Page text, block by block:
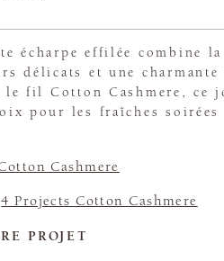
écharpe effilée combine
délicats et une
le fil Cotton Cashmere, ce
pour les fraîches soirées
Cashmere
4 Projects Cotton Cashmere
PROJET